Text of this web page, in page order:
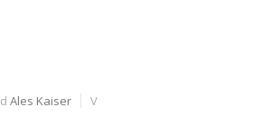
Ales Kaiser V